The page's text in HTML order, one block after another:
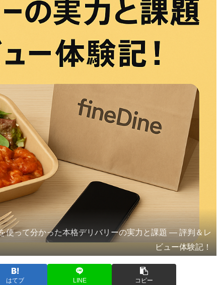
使って分かった本格デリバリーの実力と課題 ― 評判＆レ
ビュー体験記！
はてブ LINE コピー